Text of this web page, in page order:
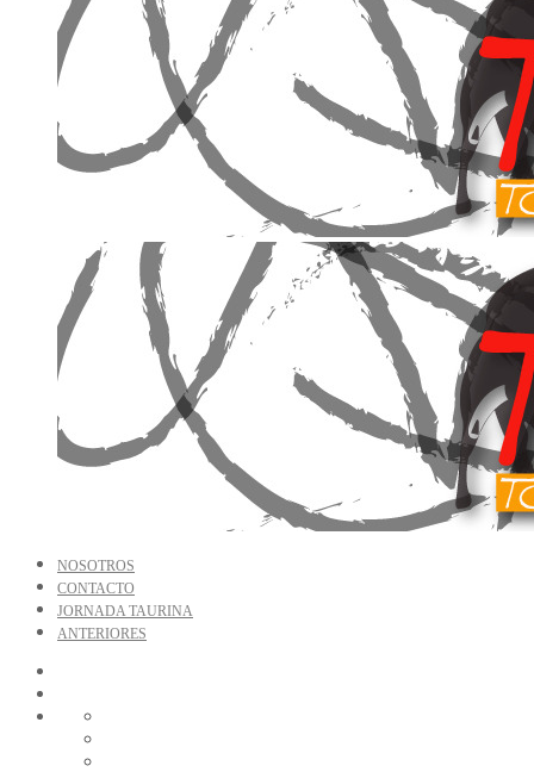
NOSOTROS
CONTACTO
JORNADA TAURINA
ANTERIORES